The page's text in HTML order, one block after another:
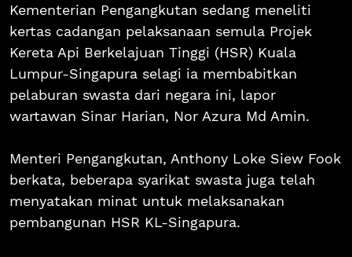
Kementerian Pengangkutan sedang meneliti
kertas cadangan pelaksanaan semula Projek
Kereta Api Berkelajuan Tinggi (HSR) Kuala
Lumpur-Singapura selagi ia membabitkan
pelaburan swasta dari negara ini, lapor
wartawan Sinar Harian, Nor Azura Md Amin.
Menteri Pengangkutan, Anthony Loke Siew Fook
berkata, beberapa syarikat swasta juga telah
menyatakan minat untuk melaksanakan
pembangunan HSR KL-Singapura.